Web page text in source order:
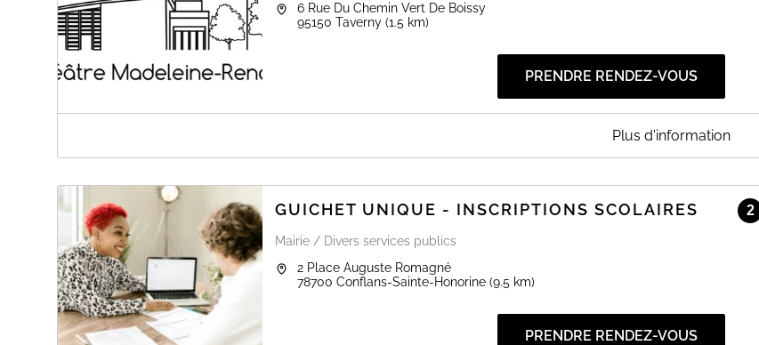
6 Rue Du Chemin Vert De Boissy
95150 Taverny (1.5 km)
PRENDRE RENDEZ-VOUS
à 18h et tous les soirs de spectacle, 1h avant le début de la représentation. Fermetures les dimanches (sauf spectacle),
lundis, mardis, jeudis, jours fériés et fermetures annuelles (vacances scolaires).
Les studios de répétition et d'enregistrement sont accessibles sur réservation :
Du mardi au jeudi
: de 18h à 22h
Le vendredi
: de 17h à minuit
Le samedi
: de 15h à 20h
Tarifs Répétitions
En semaine : 3,50€/heure (solo) - 5,50€/heure (duo) - 7,50€/heure (groupe)
Le samedi : 4,50€/heure (solo) - 6,50€/heure (duo) - 9,50€/heure (groupe)
Tarif unique répétition enregistrée
Plus d'information
GUICHET UNIQUE - INSCRIPTIONS SCOLAIRES 2
Mairie / Divers services publics
2 Place Auguste Romagné
78700 Conflans-Sainte-Honorine (9.5 km)
PRENDRE RENDEZ-VOUS